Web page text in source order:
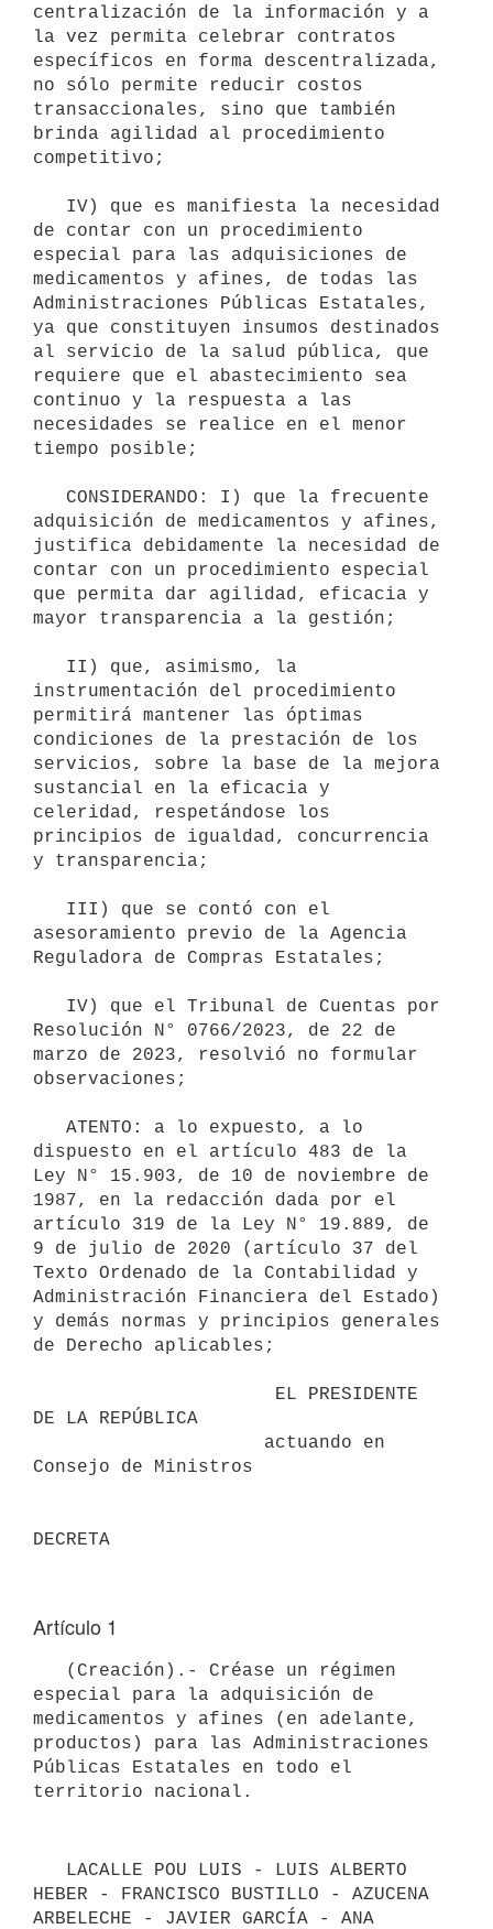
centralización de la información y a
la vez permita celebrar contratos
específicos en forma descentralizada,
no sólo permite reducir costos
transaccionales, sino que también
brinda agilidad al procedimiento
competitivo;
de contar con un procedimiento
especial para las adquisiciones de
medicamentos y afines, de todas las
Administraciones Públicas Estatales,
ya que constituyen insumos destinados
al servicio de la salud pública, que
requiere que el abastecimiento sea
continuo y la respuesta a las
necesidades se realice en el menor
tiempo posible;
adquisición de medicamentos y afines,
justifica debidamente la necesidad de
contar con un procedimiento especial
que permita dar agilidad, eficacia y
mayor transparencia a la gestión;
instrumentación del procedimiento
permitirá mantener las óptimas
condiciones de la prestación de los
servicios, sobre la base de la mejora
sustancial en la eficacia y
celeridad, respetándose los
principios de igualdad, concurrencia
y transparencia;
asesoramiento previo de la Agencia
Reguladora de Compras Estatales;
Resolución N° 0766/2023, de 22 de
marzo de 2023, resolvió no formular
observaciones;
dispuesto en el artículo 483 de la
Ley N° 15.903, de 10 de noviembre de
1987, en la redacción dada por el
artículo 319 de la Ley N° 19.889, de
9 de julio de 2020 (artículo 37 del
Texto Ordenado de la Contabilidad y
Administración Financiera del Estado)
y demás normas y principios generales
de Derecho aplicables;
DE LA REPÚBLICA
Consejo de Ministros
Artículo 1
especial para la adquisición de
medicamentos y afines (en adelante,
productos) para las Administraciones
Públicas Estatales en todo el
HEBER - FRANCISCO BUSTILLO - AZUCENA
ARBELECHE - JAVIER GARCÍA - ANA